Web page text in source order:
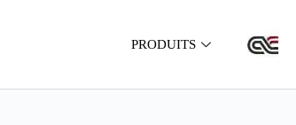
PRODUITS